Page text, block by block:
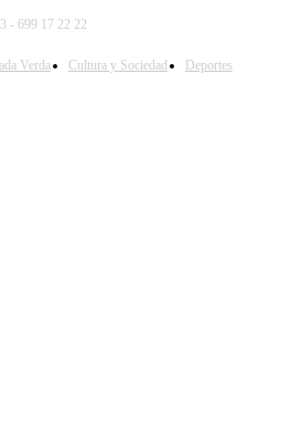
- 699 17 22 22
Verda Cultura y Sociedad
Deportes